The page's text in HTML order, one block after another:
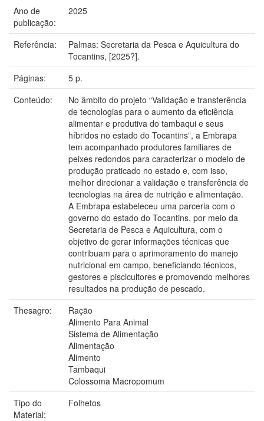
Ano de
publicação:
2025
Referência:
Palmas: Secretaria da Pesca e Aquicultura do
Tocantins, [2025?].
Páginas:
5 p.
Conteúdo:
No âmbito do projeto “Validação e transferência
de tecnologias para o aumento da eficiência
alimentar e produtiva do tambaqui e seus
híbridos no estado do Tocantins”, a Embrapa
tem acompanhado produtores familiares de
peixes redondos para caracterizar o modelo de
produção praticado no estado e, com isso,
melhor direcionar a validação e transferência de
tecnologias na área de nutrição e alimentação.
A Embrapa estabeleceu uma parceria com o
governo do estado do Tocantins, por meio da
Secretaria de Pesca e Aquicultura, com o
objetivo de gerar informações técnicas que
contribuam para o aprimoramento do manejo
nutricional em campo, beneficiando técnicos,
gestores e piscicultores e promovendo melhores
resultados na produção de pescado.
Thesagro:
Ração
Alimento Para Animal
Sistema de Alimentação
Alimentação
Alimento
Tambaqui
Colossoma Macropomum
Tipo do
Material:
Folhetos